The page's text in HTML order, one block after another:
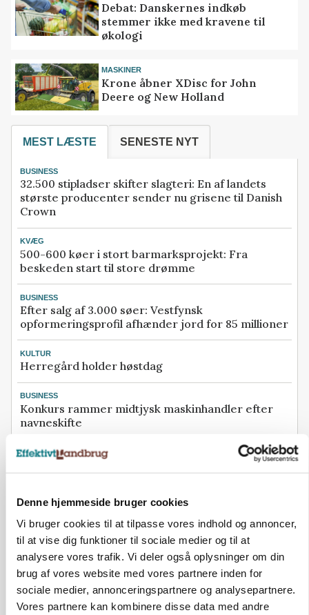
Denne hjemmeside bruger cookies
Vi bruger cookies til at tilpasse vores indhold og annoncer,
til at vise dig funktioner til sociale medier og til at
analysere vores trafik. Vi deler også oplysninger om din
brug af vores website med vores partnere inden for
sociale medier, annonceringspartnere og analysepartnere.
Vores partnere kan kombinere disse data med andre
Debat: Danskernes indkøb
stemmer ikke med kravene til
økologi
MASKINER
Krone åbner XDisc for John
Deere og New Holland
MEST LÆSTE SENESTE NYT
BUSINESS
32.500 stipladser skifter slagteri: En af landets
største producenter sender nu grisene til Danish
Crown
KVÆG
500-600 køer i stort barmarksprojekt: Fra
beskeden start til store drømme
BUSINESS
Efter salg af 3.000 søer: Vestfynsk
opformeringsprofil afhænder jord for 85 millioner
KULTUR
Herregård holder høstdag
BUSINESS
Konkurs rammer midtjysk maskinhandler efter
navneskifte
Se flere nyheder her
Loading...